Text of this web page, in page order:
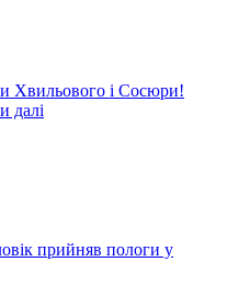
Хвильового і Сосюри!
далі
прийняв пологи у